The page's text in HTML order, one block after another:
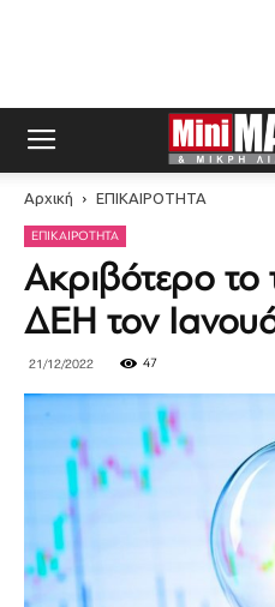
Αρχική ΕΠΙΚΑΙΡΟΤΗΤΑ
ΕΠΙΚΑΙΡΟΤΗΤΑ
Ακριβότερο το
ΔΕΗ τον
21/12/2022 47